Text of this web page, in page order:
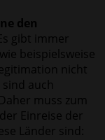
den
gibt immer
beispielsweise
nicht
auch
muss zum
Einreise der
Länder sind: